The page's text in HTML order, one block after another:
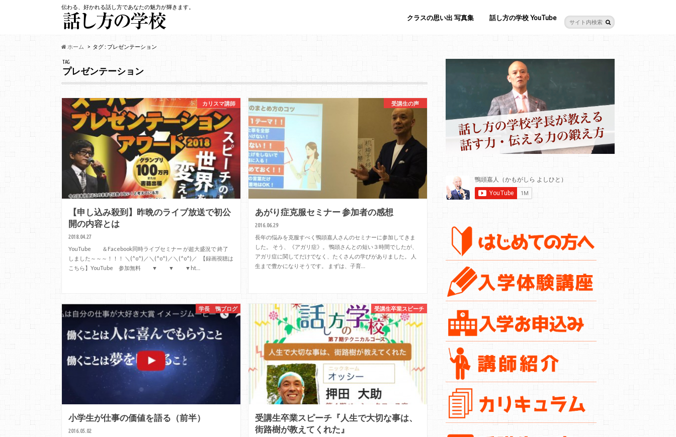
伝わる、好かれる話し方であなたの魅力が輝きます。
クラスの思い出 写真集 話し方の学校 YouTube
ホーム タグ : プレゼンテーション
TAG
プレゼンテーション
カリスマ講師
【申し込み殺到】昨晩のライブ放送で初公
開の内容とは
2018.04.27
YouTube ＆Facebook同時ライブセミナー が超大盛況で 終了
しました～～～！！！ ＼(^o^)／＼(^o^)／＼(^o^)／ 【録画視聴は
こちら】YouTube 参加無料 ▼ ▼ ▼ht…
受講生の声
あがり症克服セミナー 参加者の感想
2016.06.29
長年の悩みを克服すべく鴨頭嘉人さんのセミナーに参加してきま
した。 そう、《アガリ症》。 鴨頭さんとの短い３時間でしたが、
アガリ症に関してだけでなく、たくさんの学びがありました。 人
生まで豊かになりそうです。 まずは、子育…
学長 鴨ブログ
小学生が仕事の価値を語る（前半）
2016.05.02
受講生卒業スピーチ
受講生卒業スピーチ『人生で大切な事は、
街路樹が教えてくれた』